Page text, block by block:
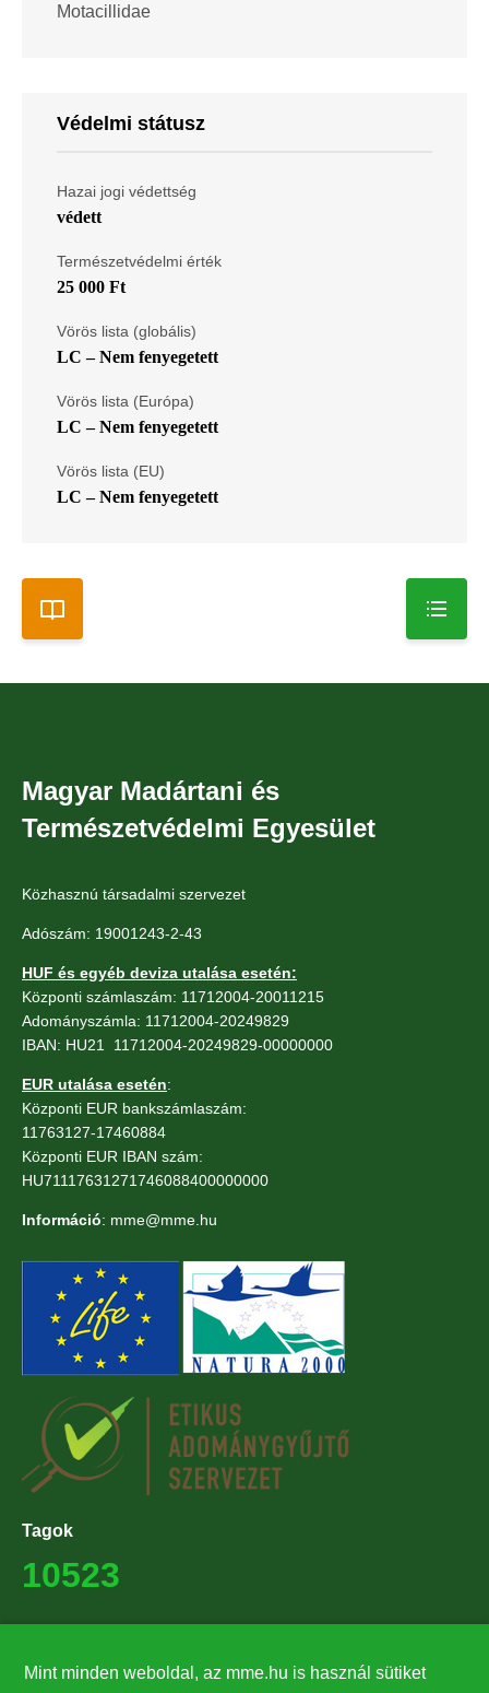
Motacillidae
Védelmi státusz
Hazai jogi védettség
védett
Természetvédelmi érték
25 000 Ft
Vörös lista (globális)
LC – Nem fenyegetett
Vörös lista (Európa)
LC – Nem fenyegetett
Vörös lista (EU)
LC – Nem fenyegetett
Magyar Madártani és
Természetvédelmi Egyesület
Közhasznú társadalmi szervezet
Adószám: 19001243-2-43
HUF és egyéb deviza utalása esetén:
Központi számlaszám: 11712004-20011215
Adományszámla: 11712004-20249829
IBAN: HU21 11712004-20249829-00000000
EUR utalása esetén:
Központi EUR bankszámlaszám:
11763127-17460884
Központi EUR IBAN szám:
HU71117631271746088400000000
Információ: mme@mme.hu
Tagok
10523
27224
Mint minden weboldal, az mme.hu is használ sütiket